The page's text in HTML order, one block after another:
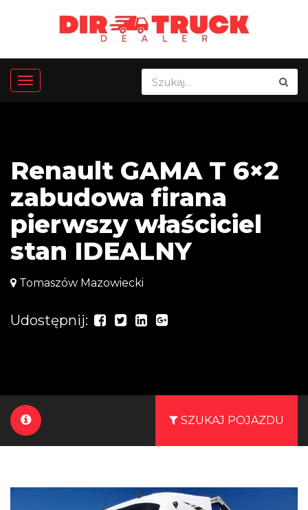
Renault GAMA T 6×2
zabudowa firana
pierwszy właściciel
stan IDEALNY
Tomaszów Mazowiecki
Udostępnij:
SZUKAJ POJAZDU